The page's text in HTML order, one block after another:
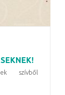
szívből